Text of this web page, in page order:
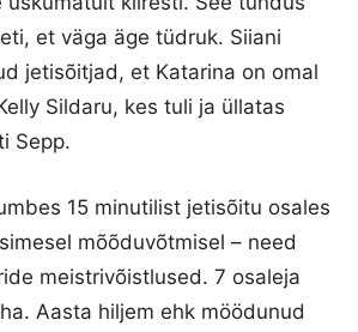
et väga äge tüdruk. Siiani
jetisõitjad, et Katarina on omal
Sildaru, kes tuli ja üllatas
Sepp.
15 minutilist jetisõitu osales
mõõduvõtmisel – need
meistrivõistlused. 7 osaleja
Aasta hiljem ehk möödunud